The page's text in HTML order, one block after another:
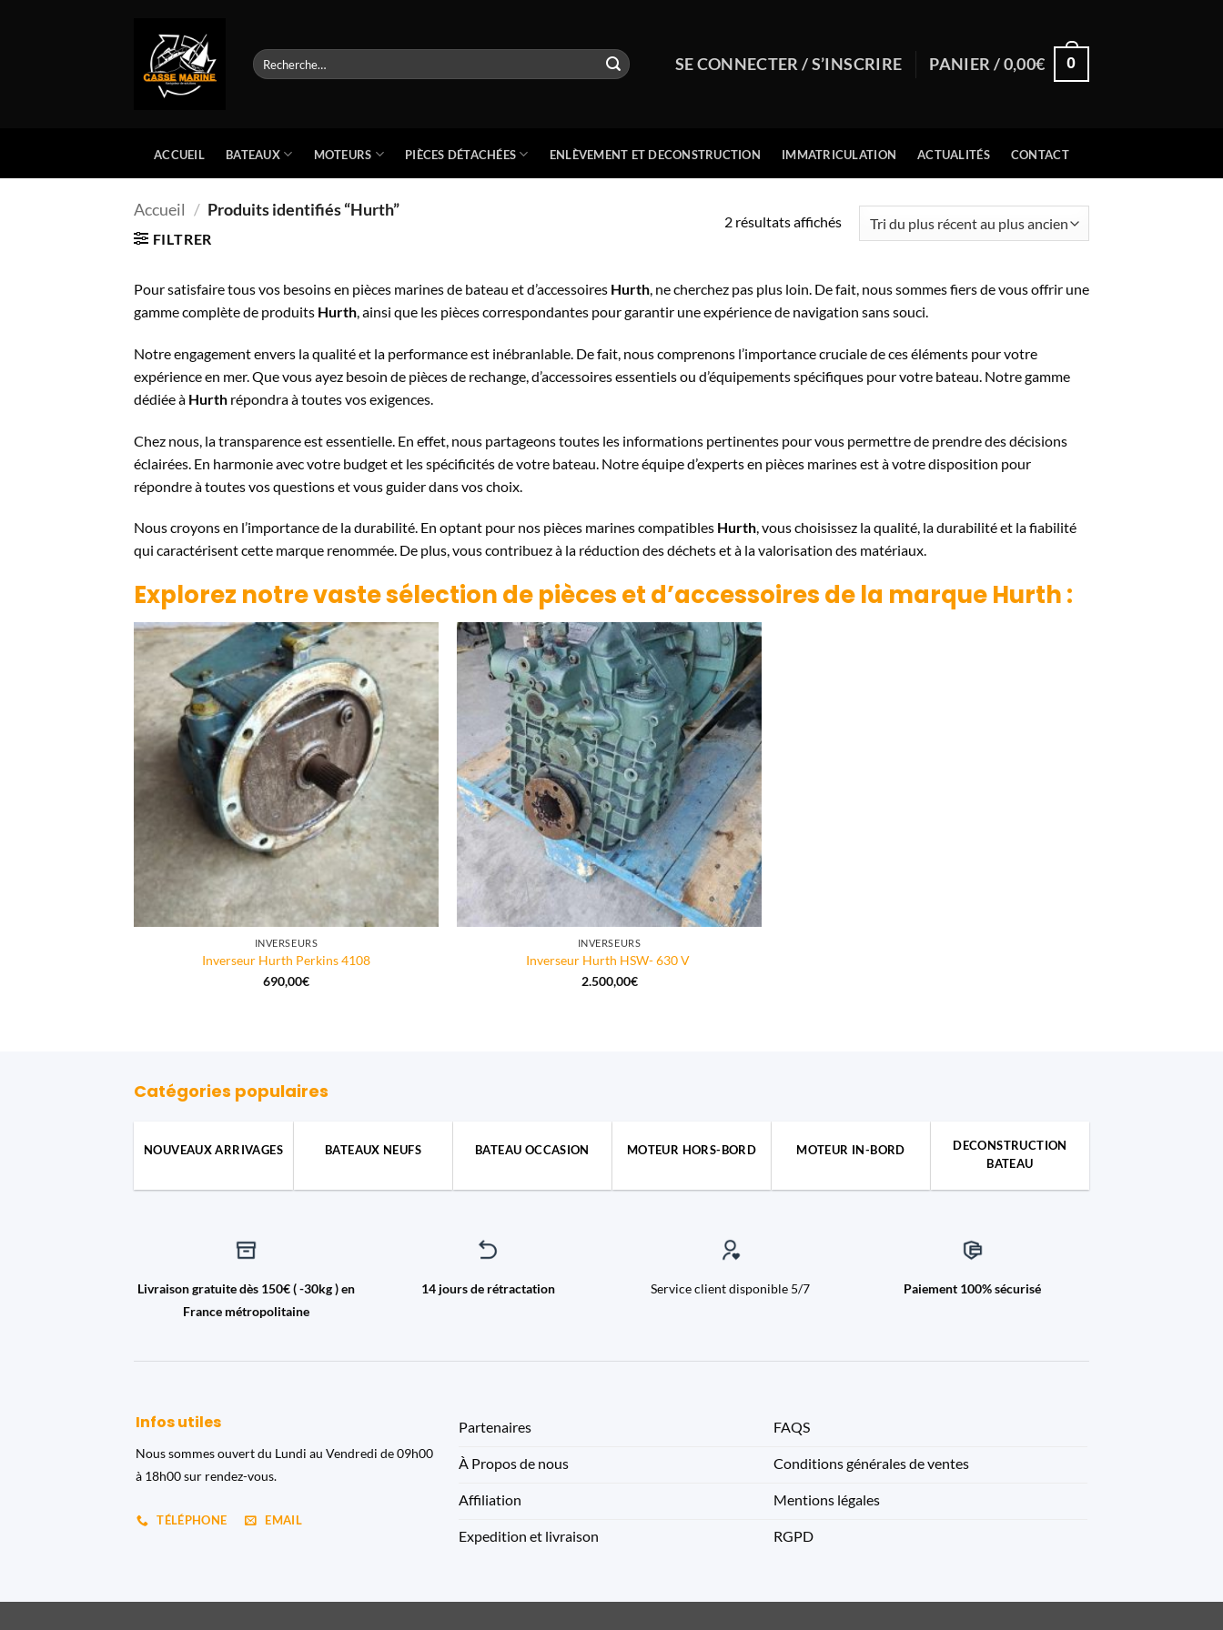
Recherche
pour :
SE CONNECTER / S’INSCRIRE PANIER /0,00€ 0
ACCUEIL BATEAUX MOTEURS PIÈCES DÉTACHÉES ENLÈVEMENT ET DECONSTRUCTION IMMATRICULATION ACTUALITÉS CONTACT
Accueil / Produits identifiés “Hurth”
FILTRER
2 résultats affichésTrié
récent
au
ancien
Pour satisfaire tous vos besoins en pièces marines de bateau et d’accessoires Hurth, ne cherchez pas plus loin. De fait, nous sommes fiers de vous offrir une
gamme complète de produits Hurth, ainsi que les pièces correspondantes pour garantir une expérience de navigation sans souci.
Notre engagement envers la qualité et la performance est inébranlable. De fait, nous comprenons l’importance cruciale de ces éléments pour votre
expérience en mer. Que vous ayez besoin de pièces de rechange, d’accessoires essentiels ou d’équipements spécifiques pour votre bateau. Notre gamme
dédiée à Hurth répondra à toutes vos exigences.
Chez nous, la transparence est essentielle. En effet, nous partageons toutes les informations pertinentes pour vous permettre de prendre des décisions
éclairées. En harmonie avec votre budget et les spécificités de votre bateau. Notre équipe d’experts en pièces marines est à votre disposition pour
répondre à toutes vos questions et vous guider dans vos choix.
Nous croyons en l’importance de la durabilité. En optant pour nos pièces marines compatibles Hurth, vous choisissez la qualité, la durabilité et la fiabilité
qui caractérisent cette marque renommée. De plus, vous contribuez à la réduction des déchets et à la valorisation des matériaux.
Explorez notre vaste sélection de pièces et d’accessoires de la marqueHurth:
INVERSEURS
Inverseur Hurth Perkins 4108
690,00€
INVERSEURS
Inverseur Hurth HSW- 630 V
2.500,00€
Catégories populaires
NOUVEAUX ARRIVAGES BATEAUX NEUFS BATEAU OCCASION MOTEUR HORS-BORD MOTEUR IN-BORD
DECONSTRUCTION
BATEAU
Livraison gratuite dès 150€ ( -30kg ) en
France métropolitaine
14 jours de rétractation Service client disponible 5/7 Paiement 100% sécurisé
Infos utiles
Nous sommes ouvert du Lundi au Vendredi de 09h00
à 18h00 sur rendez-vous.
TÉLÉPHONE EMAIL
Partenaires
À Propos de nous
Affiliation
Expedition et livraison
FAQS
Conditions générales de ventes
Mentions légales
RGPD